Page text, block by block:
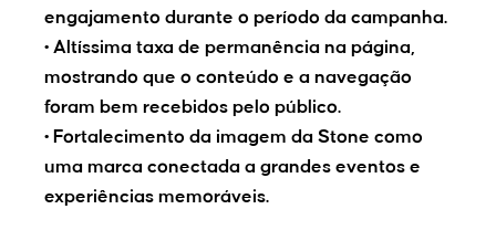
engajamento durante o período da campanha.
• Altíssima taxa de permanência na página,
mostrando que o conteúdo e a navegação
foram bem recebidos pelo público.
• Fortalecimento da imagem da Stone como
uma marca conectada a grandes eventos e
experiências memoráveis.